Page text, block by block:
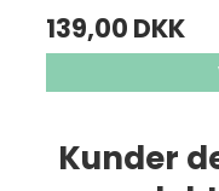
139,00 DKK
Kunder